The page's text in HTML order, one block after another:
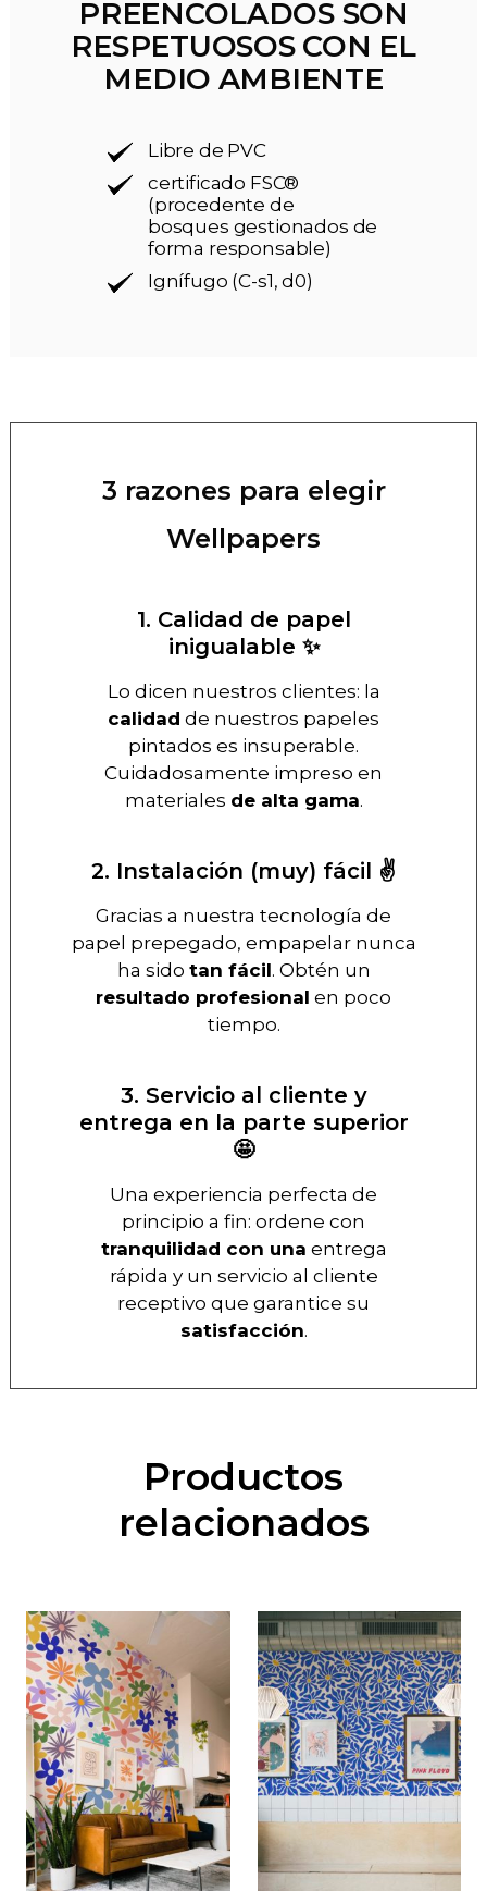
PREENCOLADOS SON
RESPETUOSOS CON EL
MEDIO AMBIENTE
Libre de PVC
certificado FSC®
(procedente de
bosques gestionados de
forma responsable)
Ignífugo (C-s1, d0)
3 razones para elegir
Wellpapers
1. Calidad de papel
inigualable ✨
Lo dicen nuestros clientes: la
calidad de nuestros papeles
pintados es insuperable.
Cuidadosamente impreso en
materiales de alta gama.
2. Instalación (muy) fácil ✌️
Gracias a nuestra tecnología de
papel prepegado, empapelar nunca
ha sido tan fácil. Obtén un
resultado profesional en poco
tiempo.
3. Servicio al cliente y
entrega en la parte superior
🤩
Una experiencia perfecta de
principio a fin: ordene con
tranquilidad con una entrega
rápida y un servicio al cliente
receptivo que garantice su
satisfacción.
Productos
relacionados